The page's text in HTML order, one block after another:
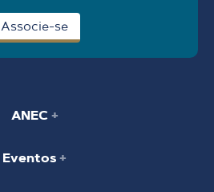
Associe-se
ANEC
Eventos